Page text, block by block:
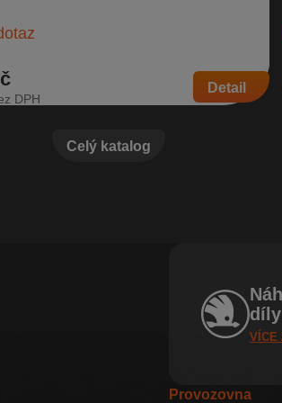
Detail
Celý katalog
VÍCE
Provozovna